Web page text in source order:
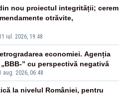
iul. 2026, 19:48
nou proiectul integrității; cerem
otrăvite,
aug. 2026, 06:48
economiei. Agenția
” cu perspectivă negativă
la nivelul României, pentru